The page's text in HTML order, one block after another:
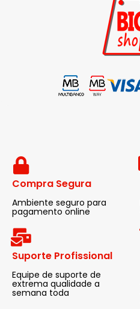
Compra Segura
Ambiente seguro para
pagamento online
Suporte Profissional
Equipe de suporte de
extrema qualidade a
semana toda